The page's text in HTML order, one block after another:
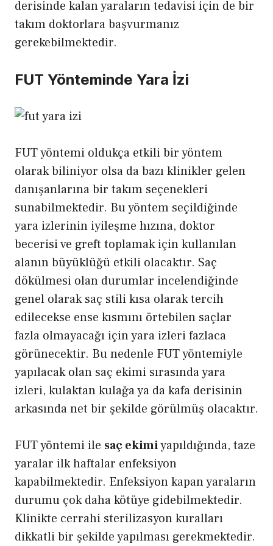
derisinde kalan yaraların tedavisi için de bir
takım doktorlara başvurmanız
gerekebilmektedir.
FUT Yönteminde Yara İzi
FUT yöntemi oldukça etkili bir yöntem
olarak biliniyor olsa da bazı klinikler gelen
danışanlarına bir takım seçenekleri
sunabilmektedir. Bu yöntem seçildiğinde
yara izlerinin iyileşme hızına, doktor
becerisi ve greft toplamak için kullanılan
alanın büyüklüğü etkili olacaktır. Saç
dökülmesi olan durumlar incelendiğinde
genel olarak saç stili kısa olarak tercih
edilecekse ense kısmını örtebilen saçlar
fazla olmayacağı için yara izleri fazlaca
görünecektir. Bu nedenle FUT yöntemiyle
yapılacak olan saç ekimi sırasında yara
izleri, kulaktan kulağa ya da kafa derisinin
arkasında net bir şekilde görülmüş olacaktır.
FUT yöntemi ile saç ekimiyapıldığında, taze
yaralar ilk haftalar enfeksiyon
kapabilmektedir. Enfeksiyon kapan yaraların
durumu çok daha kötüye gidebilmektedir.
Klinikte cerrahi sterilizasyon kuralları
dikkatli bir şekilde yapılması gerekmektedir.